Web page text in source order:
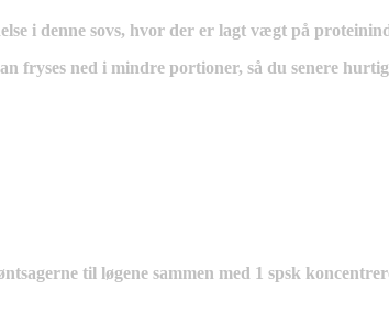
i denne sovs, hvor der er lagt vægt på
fryses ned i mindre portioner, så du senere
til løgene sammen med 1 spsk